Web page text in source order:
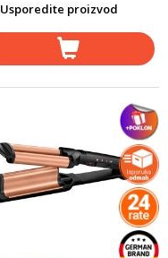
Usporedite proizvod